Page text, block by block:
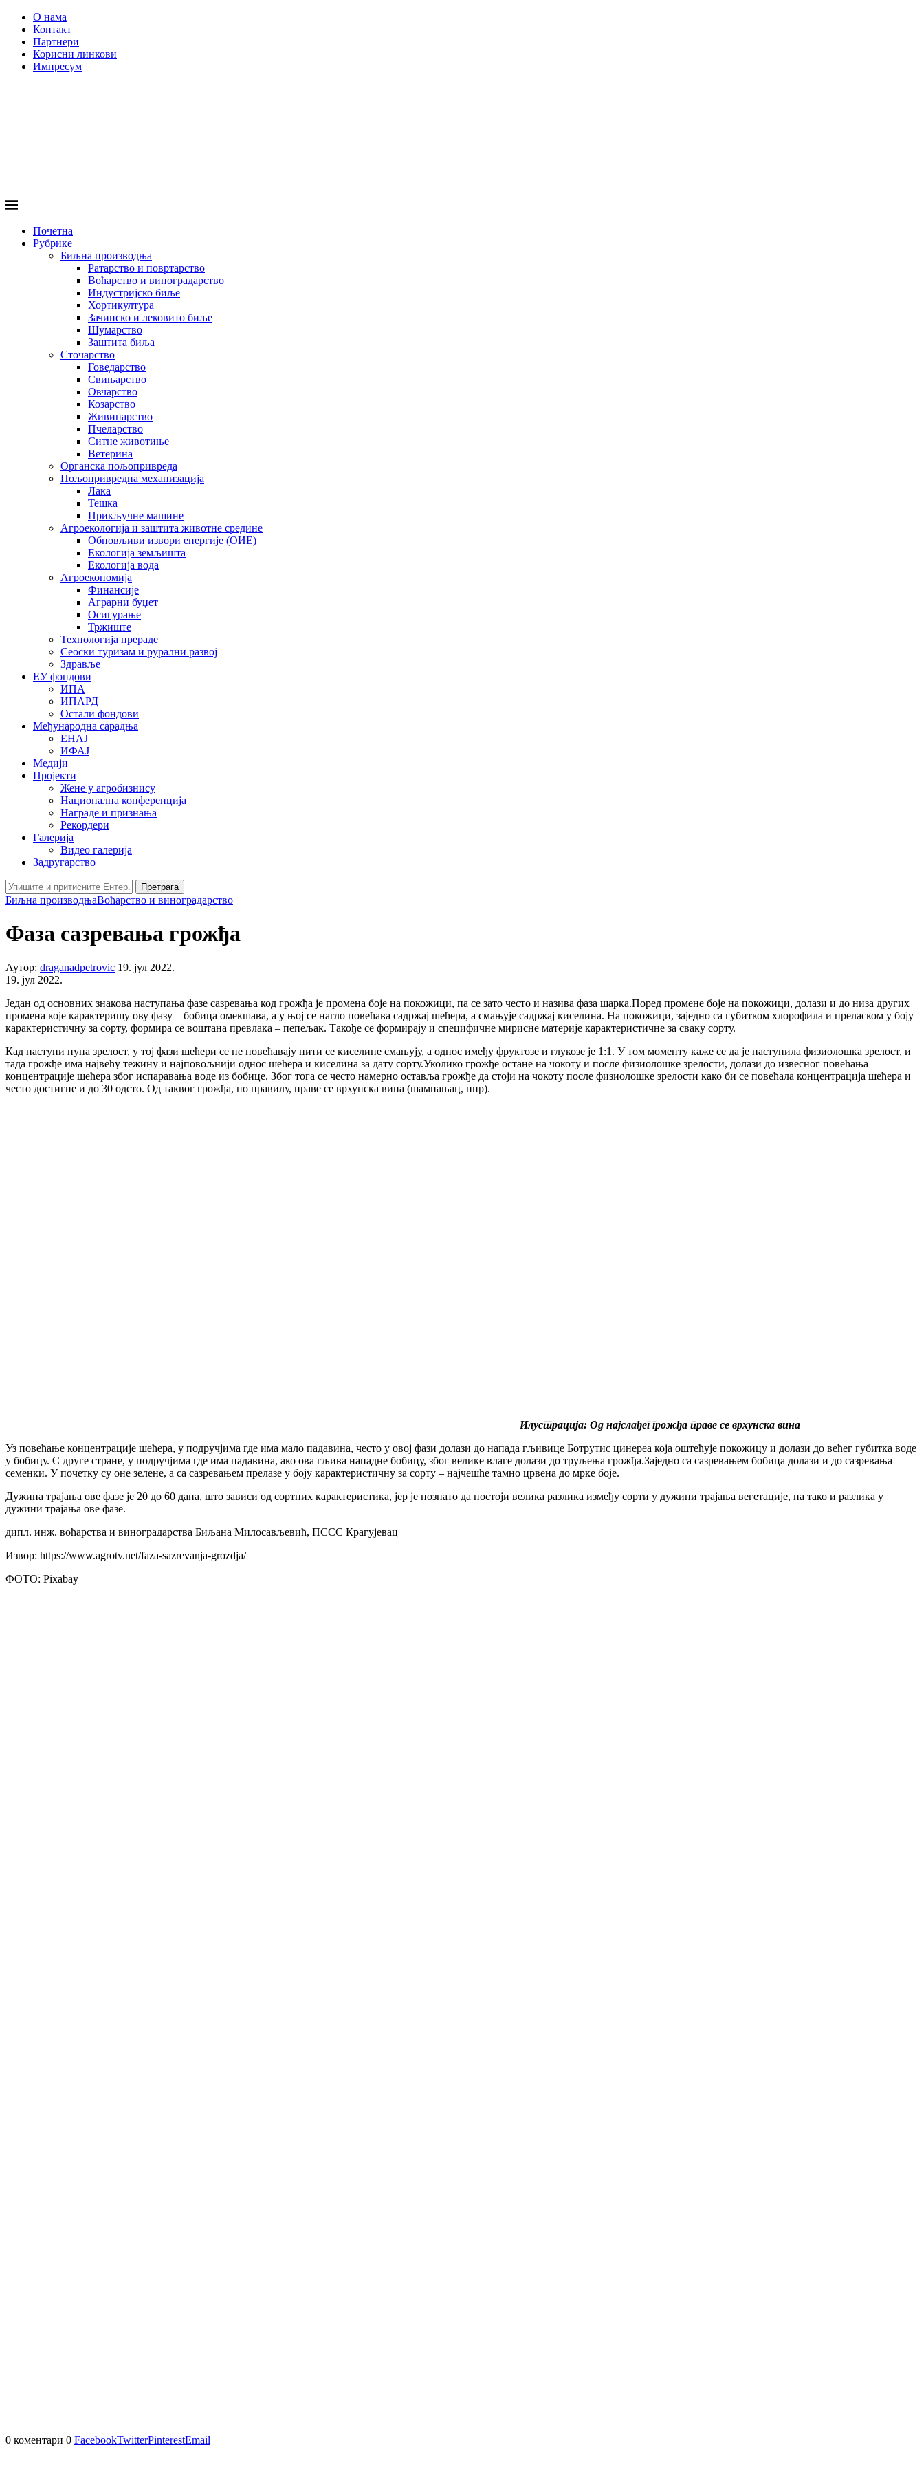
О нама
Контакт
Партнери
Корисни линкови
Импресум
Почетна
Рубрике
Биљна производња
Ратарство и повртарство
Воћарство и виноградарство
Индустријско биље
Хортикултура
Зачинско и лековито биље
Шумарство
Заштита биља
Сточарство
Говедарство
Свињарство
Овчарство
Козарство
Живинарство
Пчеларство
Ситне животиње
Ветерина
Органска пољопривреда
Пољопривредна механизација
Лака
Тешка
Прикључне машине
Агроекологија и заштита животне средине
Обновљиви извори енергије (ОИЕ)
Екологија земљишта
Екологија вода
Агроекономија
Финансије
Аграрни буџет
Осигурање
Тржиште
Технологија прераде
Сеоски туризам и рурални развој
Здравље
ЕУ фондови
ИПА
ИПАРД
Остали фондови
Међународна сарадња
ЕНАЈ
ИФАЈ
Медији
Пројекти
Жене у агробизнису
Национална конференција
Награде и признања
Рекордери
Галерија
Видео галерија
Задругарство
Претрага
Биљна производњаВоћарство и виноградарство
Фаза сазревања грожђа
Аутор: draganadpetrovic 19. јул 2022.
19. јул 2022.
Један од основних знакова наступања фазе сазревања код грожђа је промена боје на покожици, па се зато често и назива фаза шарка.Поред промене боје на покожици, долази и до низа других
промена које карактеришу ову фазу – бобица омекшава, а у њој се нагло повећава садржај шећера, а смањује садржај киселина. На покожици, заједно са губитком хлорофила и преласком у боју
карактеристичну за сорту, формира се воштана превлака – пепељак. Такође се формирају и специфичне мирисне материје карактеристичне за сваку сорту.
Кад наступи пуна зрелост, у тој фази шећери се не повећавају нити се киселине смањују, а однос имеђу фруктозе и глукозе је 1:1. У том моменту каже се да је наступила физиолошка зрелост, и
тада грожђе има највећу тежину и најповољнији однос шећера и киселина за дату сорту.Уколико грожђе остане на чокоту и после физиолошке зрелости, долази до извесног повећања
концентрације шећера због испаравања воде из бобице. Због тога се често намерно оставља грожђе да стоји на чокоту после физиолошке зрелости како би се повећала концентрација шећера и
често достигне и до 30 одсто. Од таквог грожђа, по правилу, праве се врхунска вина (шампањац, нпр).
Илустрација: Од најслађег грожђа праве се врхунска вина
Уз повећање концентрације шећера, у подручјима где има мало падавина, често у овој фази долази до напада гљивице Ботрyтис цинереа која оштећује покожицу и долази до већег губитка воде
у бобицу. С друге стране, у подручјима где има падавина, ако ова гљива нападне бобицу, због велике влаге долази до труљења грожђа.Заједно са сазревањем бобица долази и до сазревања
семенки. У почетку су оне зелене, а са сазревањем прелазе у боју карактеристичну за сорту – најчешће тамно црвена до мрке боје.
Дужина трајања ове фазе је 20 до 60 дана, што зависи од сортних карактеристика, јер је познато да постоји велика разлика између сорти у дужини трајања вегетације, па тако и разлика у
дужини трајања ове фазе.
дипл. инж. воћарства и виноградарства Биљана Милосављевић, ПССС Крагујевац
Извор: https://www.agrotv.net/faza-sazrevanja-grozdja/
ФОТО: Pixabay
0 коментари 0 FacebookTwitterPinterestEmail